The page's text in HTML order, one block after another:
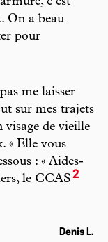
On a beau
pour
me laisser
sur mes trajets
visage de vieille
« Elle vous
: « Aides-
le CCAS2
Denis L.